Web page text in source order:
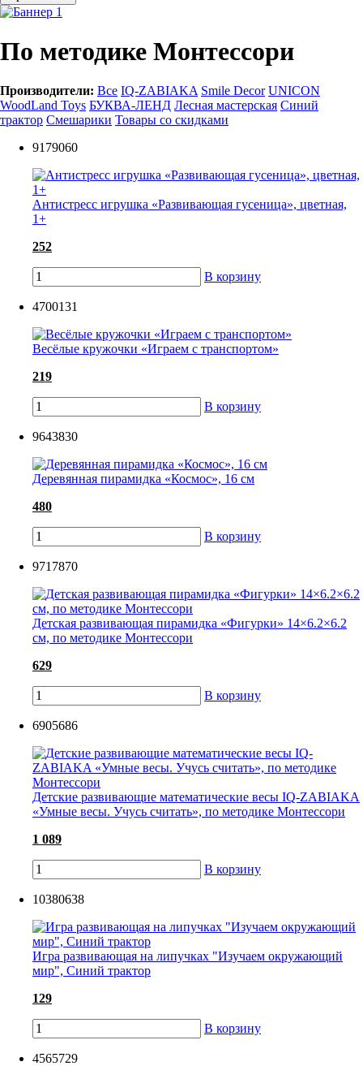
По методике Монтессори
Производители: Все IQ-ZABIAKA Smile Decor UNICON
WoodLand Toys БУКВА-ЛЕНД Лесная мастерская Синий
трактор Смешарики Товары со скидками
9179060
Антистресс игрушка «Развивающая гусеница», цветная,
1+
252
В корзину
4700131
Весёлые кружочки «Играем с транспортом»
219
В корзину
9643830
Деревянная пирамидка «Космос», 16 см
480
В корзину
9717870
Детская развивающая пирамидка «Фигурки» 14×6.2×6.2
см, по методике Монтессори
629
В корзину
6905686
Детские развивающие математические весы IQ-ZABIAKA
«Умные весы. Учусь считать», по методике Монтессори
1 089
В корзину
10380638
Игра развивающая на липучках "Изучаем окружающий
мир", Синий трактор
129
В корзину
4565729